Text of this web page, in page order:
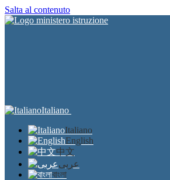
Salta al contenuto
Italiano
Italiano
English
中文
عربى
বাংলা